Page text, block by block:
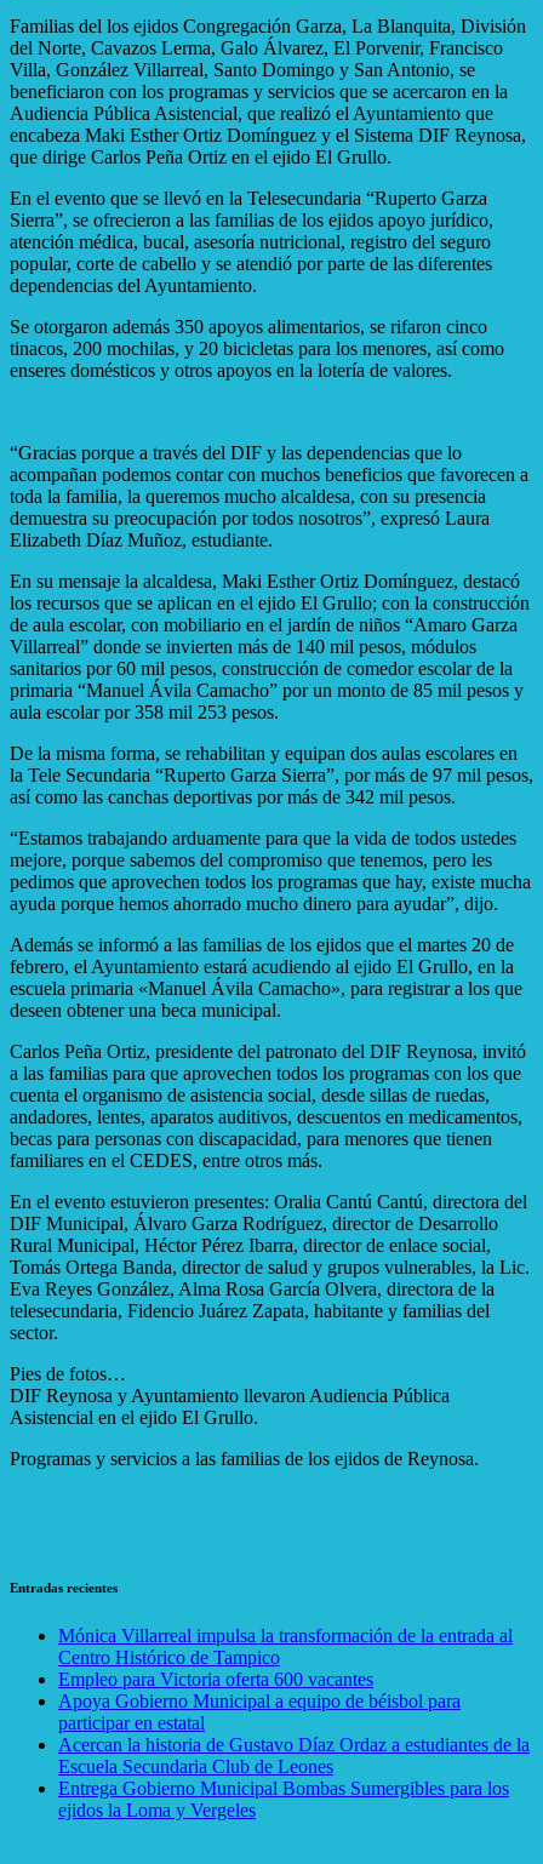
Familias del los ejidos Congregación Garza, La Blanquita, División
del Norte, Cavazos Lerma, Galo Álvarez, El Porvenir, Francisco
Villa, González Villarreal, Santo Domingo y San Antonio, se
beneficiaron con los programas y servicios que se acercaron en la
Audiencia Pública Asistencial, que realizó el Ayuntamiento que
encabeza Maki Esther Ortiz Domínguez y el Sistema DIF Reynosa,
que dirige Carlos Peña Ortiz en el ejido El Grullo.
En el evento que se llevó en la Telesecundaria “Ruperto Garza
Sierra”, se ofrecieron a las familias de los ejidos apoyo jurídico,
atención médica, bucal, asesoría nutricional, registro del seguro
popular, corte de cabello y se atendió por parte de las diferentes
dependencias del Ayuntamiento.
Se otorgaron además 350 apoyos alimentarios, se rifaron cinco
tinacos, 200 mochilas, y 20 bicicletas para los menores, así como
enseres domésticos y otros apoyos en la lotería de valores.
“Gracias porque a través del DIF y las dependencias que lo
acompañan podemos contar con muchos beneficios que favorecen a
toda la familia, la queremos mucho alcaldesa, con su presencia
demuestra su preocupación por todos nosotros”, expresó Laura
Elizabeth Díaz Muñoz, estudiante.
En su mensaje la alcaldesa, Maki Esther Ortiz Domínguez, destacó
los recursos que se aplican en el ejido El Grullo; con la construcción
de aula escolar, con mobiliario en el jardín de niños “Amaro Garza
Villarreal” donde se invierten más de 140 mil pesos, módulos
sanitarios por 60 mil pesos, construcción de comedor escolar de la
primaria “Manuel Ávila Camacho” por un monto de 85 mil pesos y
aula escolar por 358 mil 253 pesos.
De la misma forma, se rehabilitan y equipan dos aulas escolares en
la Tele Secundaria “Ruperto Garza Sierra”, por más de 97 mil pesos,
así como las canchas deportivas por más de 342 mil pesos.
“Estamos trabajando arduamente para que la vida de todos ustedes
mejore, porque sabemos del compromiso que tenemos, pero les
pedimos que aprovechen todos los programas que hay, existe mucha
ayuda porque hemos ahorrado mucho dinero para ayudar”, dijo.
Además se informó a las familias de los ejidos que el martes 20 de
febrero, el Ayuntamiento estará acudiendo al ejido El Grullo, en la
escuela primaria «Manuel Ávila Camacho», para registrar a los que
deseen obtener una beca municipal.
Carlos Peña Ortiz, presidente del patronato del DIF Reynosa, invitó
a las familias para que aprovechen todos los programas con los que
cuenta el organismo de asistencia social, desde sillas de ruedas,
andadores, lentes, aparatos auditivos, descuentos en medicamentos,
becas para personas con discapacidad, para menores que tienen
familiares en el CEDES, entre otros más.
En el evento estuvieron presentes: Oralia Cantú Cantú, directora del
DIF Municipal, Álvaro Garza Rodríguez, director de Desarrollo
Rural Municipal, Héctor Pérez Ibarra, director de enlace social,
Tomás Ortega Banda, director de salud y grupos vulnerables, la Lic.
Eva Reyes González, Alma Rosa García Olvera, directora de la
telesecundaria, Fidencio Juárez Zapata, habitante y familias del
sector.
Pies de fotos…
DIF Reynosa y Ayuntamiento llevaron Audiencia Pública
Asistencial en el ejido El Grullo.
Programas y servicios a las familias de los ejidos de Reynosa.
Entradas recientes
Mónica Villarreal impulsa la transformación de la entrada al
Centro Histórico de Tampico
Empleo para Victoria oferta 600 vacantes
Apoya Gobierno Municipal a equipo de béisbol para
participar en estatal
Acercan la historia de Gustavo Díaz Ordaz a estudiantes de la
Escuela Secundaria Club de Leones
Entrega Gobierno Municipal Bombas Sumergibles para los
ejidos la Loma y Vergeles